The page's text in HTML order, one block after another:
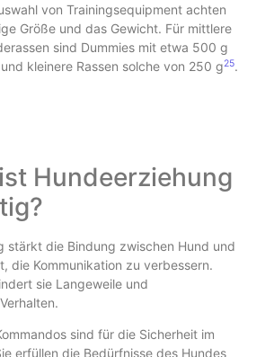
von Trainingsequipment achten
Größe und das Gewicht. Für mittlere
sind Dummies mit etwa 500 g
kleinere Rassen solche von 250 g25.
Hundeerziehung
stärkt die Bindung zwischen Hund und
die Kommunikation zu verbessern.
sie Langeweile und
sind für die Sicherheit im
erfüllen die Bedürfnisse des Hundes